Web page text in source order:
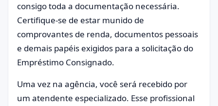
consigo toda a documentação necessária.
Certifique-se de estar munido de
comprovantes de renda, documentos pessoais
e demais papéis exigidos para a solicitação do
Empréstimo Consignado.
Uma vez na agência, você será recebido por
um atendente especializado. Esse profissional